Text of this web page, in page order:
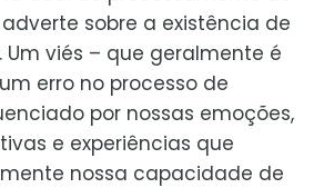
sobre a existência de
Um viés – que geralmente é
erro no processo de
por nossas emoções,
e experiências que
nossa capacidade de